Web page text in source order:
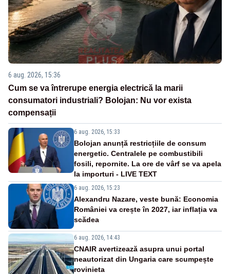
6 aug. 2026, 15:36
Cum se va întrerupe energia electrică la marii
consumatori industriali? Bolojan: Nu vor exista
compensații
6 aug. 2026, 15:33
Bolojan anunță restricțiile de consum
energetic. Centralele pe combustibili
fosili, repornite. La ore de vârf se va apela
la importuri - LIVE TEXT
6 aug. 2026, 15:23
Alexandru Nazare, veste bună: Economia
României va crește în 2027, iar inflația va
scădea
6 aug. 2026, 14:43
CNAIR avertizează asupra unui portal
neautorizat din Ungaria care scumpește
rovinieta